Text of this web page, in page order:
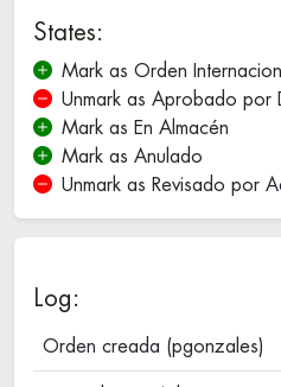
States:
Mark as Orden
Unmark as Aprobado por
Mark as En Almacén
Mark as Anulado
Unmark as Revisado por
Log:
Orden creada (pgonzales)